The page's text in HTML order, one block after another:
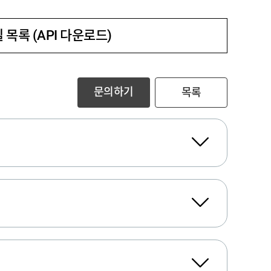
목록 (API 다운로드)
문의하기 목록